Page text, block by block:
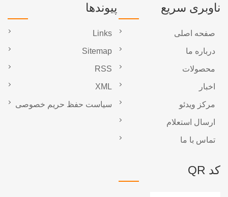
ناوبری سریع
صفحه اصلی
درباره ما
محصولات
اخبار
مرکز ویدئو
ارسال استعلام
تماس با ما
پیوندها
Links
Sitemap
RSS
XML
سیاست حفظ حریم خصوصی
کد QR